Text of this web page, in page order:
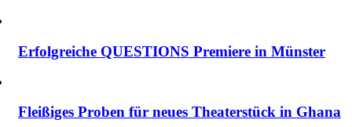
Erfolgreiche QUESTIONS Premiere in Münster
Fleißiges Proben für neues Theaterstück in Ghana